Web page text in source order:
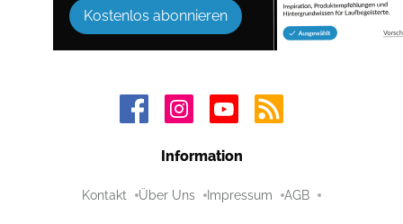
Kostenlos abonnieren
Information
Kontakt Über Uns Impressum AGB